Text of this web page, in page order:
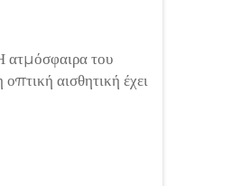
ατμόσφαιρα του
αισθητική έχει
ενισχύσει...